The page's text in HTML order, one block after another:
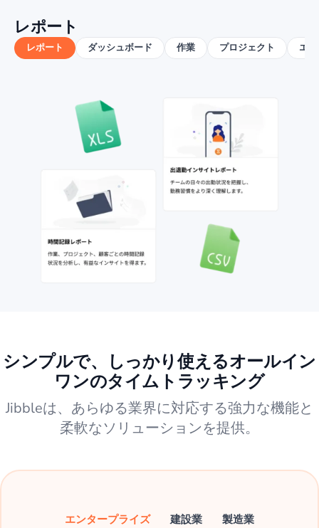
レポート
レポート ダッシュボード 作業 プロジェクト エ
シンプルで、しっかり使えるオールイン
ワンのタイムトラッキング
Jibbleは、あらゆる業界に対応する強力な機能と
柔軟なソリューションを提供。
エンタープライズ 建設業 製造業